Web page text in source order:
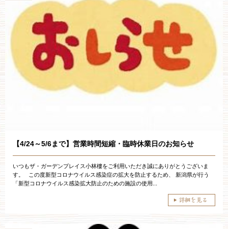
【4/24～5/6まで】営業時間短縮・臨時休業日のお知らせ
いつもザ・ガーデンプレイス小林樓をご利用いただき誠にありがとうございま
す。 この度新型コロナウイルス感染症の拡大を防止するため、 新潟県が行う
「新型コロナウイルス感染拡大防止のための施設の使用...